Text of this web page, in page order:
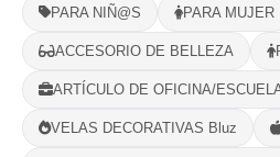
PARA NIÑ@S PARA MUJER
ACCESORIO DE BELLEZA
ARTÍCULO DE OFICINA/
VELAS DECORATIVAS Bluz
Selecciona tu ubicacion
PROVINCIA
MUNICIPIO